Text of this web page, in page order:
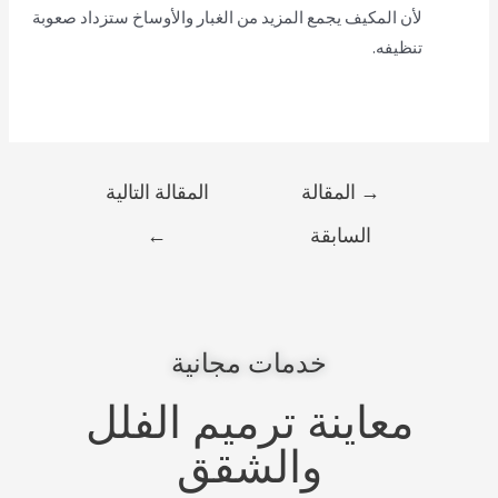
لأن المكيف يجمع المزيد من الغبار والأوساخ ستزداد صعوبة
تنظيفه.
→ المقالة
السابقة
المقالة التالية
←
خدمات مجانية
معاينة ترميم الفلل
والشقق